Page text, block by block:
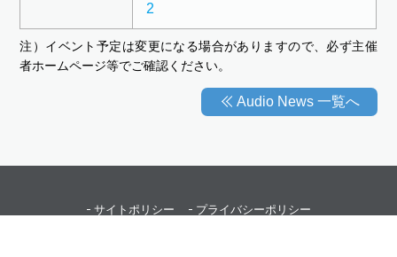
2
注）イベント予定は変更になる場合がありますので、必ず主催
者ホームページ等でご確認ください。
Audio News 一覧へ
サイトポリシー プライバシーポリシー